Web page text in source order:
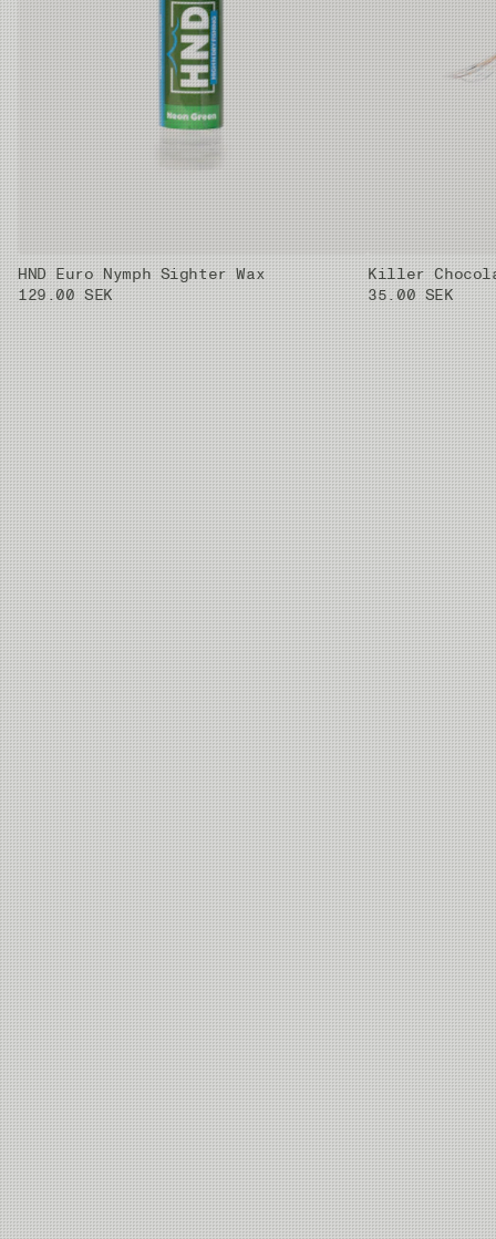
HND Euro Nymph Sighter Wax
129.00 SEK
Killer
35.00 SEK